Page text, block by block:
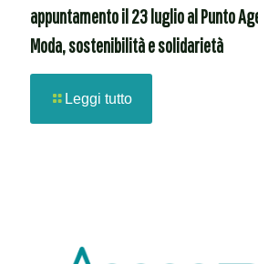
appuntamento il 23 luglio al Punto
Moda, sostenibilità e solidarietà
Leggi tutto